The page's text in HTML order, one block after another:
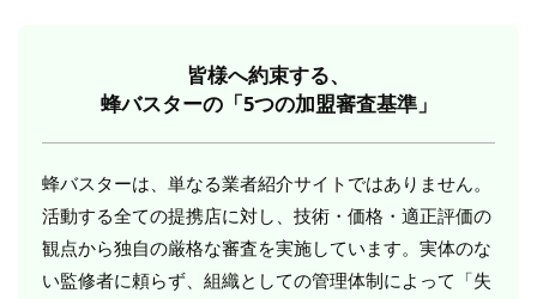
皆様へ約束する、
蜂バスターの「5つの加盟審査基準」
蜂バスターは、単なる業者紹介サイトではありません。
活動する全ての提携店に対し、技術・価格・適正評価の
観点から独自の厳格な審査を実施しています。実体のな
い監修者に頼らず、組織としての管理体制によって「失